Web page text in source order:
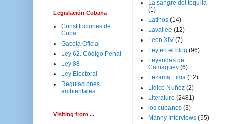
Legislación Cubana
Constituciones de
Cuba
Gaceta Oficial
Ley 62. Código Penal
Ley 88
Ley Electoral
Regulaciones
ambientales
Visiting from ...
La sangre del tequila
(1)
Latinos (14)
Lavallee (12)
Leon XIV (7)
Ley en el blog (96)
Leyendas de
Camagüey (6)
Lezama Lima (12)
Lidice Nuñez (2)
Literature (2481)
los cubanos (3)
Manny Interviews (55)